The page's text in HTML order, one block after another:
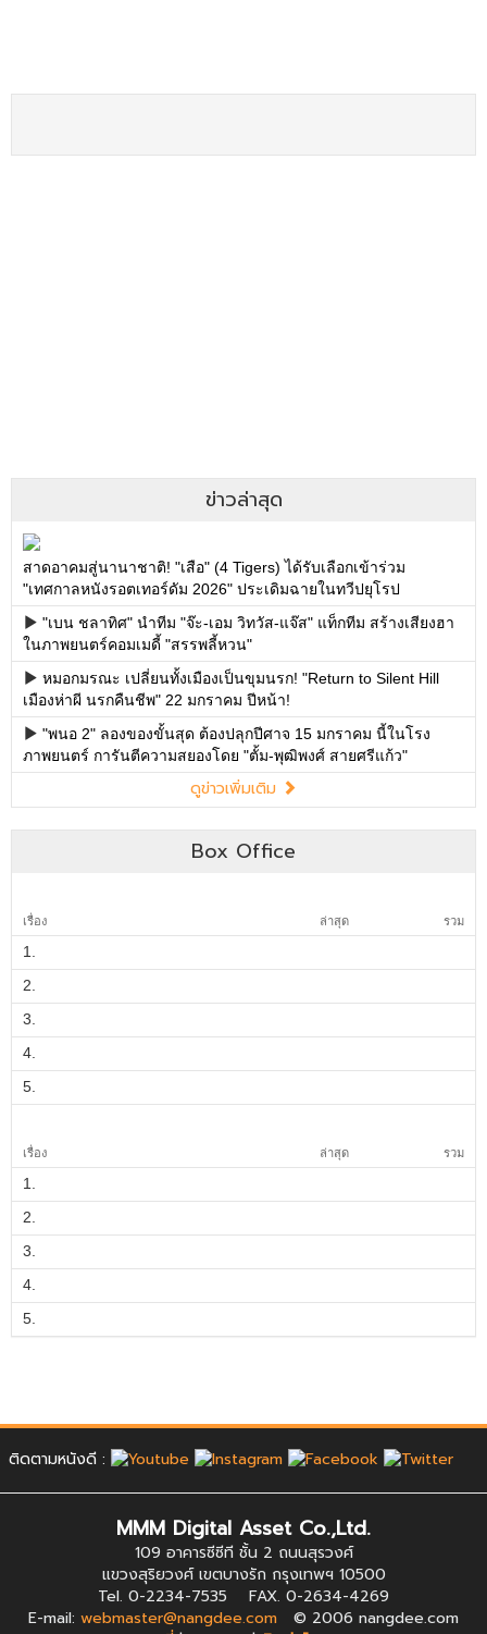
Box Office
เรื่อง ล่าสุด รวม
1.
2.
3.
4.
5.
เรื่อง ล่าสุด รวม
1.
2.
3.
4.
5.
ติดตามหนังดี :
MMM Digital Asset Co.,Ltd.
109 อาคารซีซีที ชั้น 2 ถนนสุรวงศ์
แขวงสุริยวงศ์ เขตบางรัก กรุงเทพฯ 10500
Tel. 0-2234-7535 FAX. 0-2634-4269
E-mail: webmaster@nangdee.com © 2006 nangdee.com